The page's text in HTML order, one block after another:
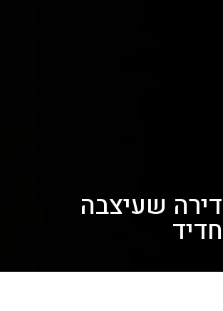
שעיצבה